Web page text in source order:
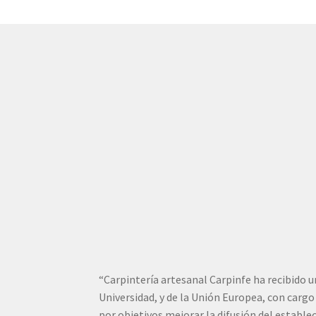
“Carpintería artesanal Carpinfe ha recibido
Universidad, y de la Unión Europea, con